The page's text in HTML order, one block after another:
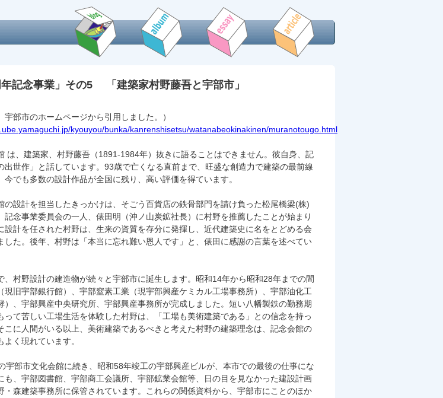
年記念事業」その5 「建築家村野藤吾と宇部市」
宇部市のホームページから引用しました。）
kyouyou/bunka/kanrenshisetsu/watanabeokinakinen/muranotougo.html
は、建築家、村野藤吾（1891-1984年）抜きに語ることはできません。彼自身、記
出世作」と話しています。93歳で亡くなる直前まで、旺盛な創造力で建築の最前線
今でも多数の設計作品が全国に残り、高い評価を得ています。
の設計を担当したきっかけは、そごう百貨店の鉄骨部門を請け負った松尾橋梁(株)
記念事業委員会の一人、俵田明（沖ノ山炭鉱社長）に村野を推薦したことが始まり
設計を任された村野は、生来の資質を存分に発揮し、近代建築史に名をとどめる会
した。後年、村野は「本当に忘れ難い恩人です」と、俵田に感謝の言葉を述べてい
、村野設計の建造物が続々と宇部市に誕生します。昭和14年から昭和28年までの間
現旧宇部銀行館）、宇部窒素工業（現宇部興産ケミカル工場事務所）、宇部油化工
）、宇部興産中央研究所、宇部興産事務所が完成しました。短い八幡製鉄の勤務期
って苦しい工場生活を体験した村野は、「工場も美術建築である」との信念を持っ
こに人間がいる以上、美術建築であるべきと考えた村野の建築理念は、記念会館の
く現れています。
宇部市文化会館に続き、昭和58年竣工の宇部興産ビルが、本市での最後の仕事にな
も、宇部図書館、宇部商工会議所、宇部鉱業会館等、日の目を見なかった建設計画
・森建築事務所に保管されています。これらの関係資料から、宇部市にことのほか